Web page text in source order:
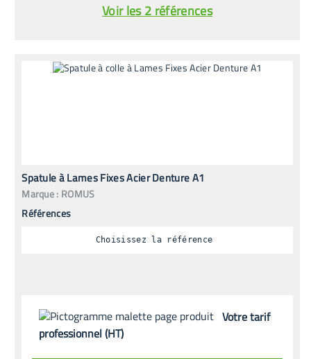
Voir les 2 références
Spatule à Lames Fixes Acier Denture A1
Marque : ROMUS
Références
Choisissez la référence
Votre tarif
professionnel (HT)